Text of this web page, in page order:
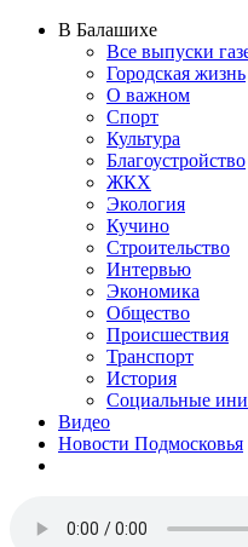
В Балашихе
Все выпуски
Городская жизнь
О важном
Спорт
Культура
Благоустройство
ЖКХ
Экология
Кучино
Строительство
Интервью
Экономика
Общество
Происшествия
Транспорт
История
Социальные
Видео
Новости Подмосковья